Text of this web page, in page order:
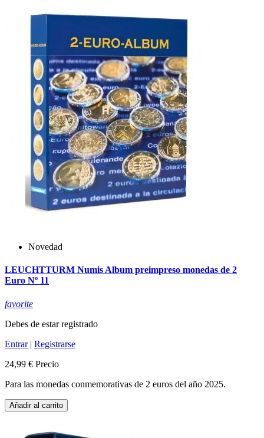
Novedad
LEUCHTTURM Numis Album preimpreso monedas de 2
Euro Nº 11
favorite
Debes de estar registrado
Entrar| Registrarse
24,99 € Precio
Para las monedas conmemorativas de 2 euros del año 2025.
Añadir al carrito